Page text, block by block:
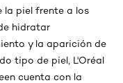
la piel frente a los
hidratar
y la aparición de
tipo de piel, L'Oréal
cuenta con la